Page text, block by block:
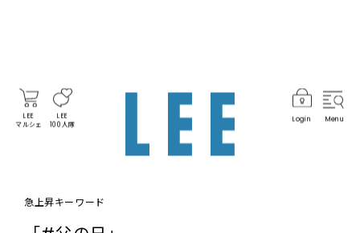
LEE
マルシェ
LEE
100人隊
Login Menu
急上昇キーワード